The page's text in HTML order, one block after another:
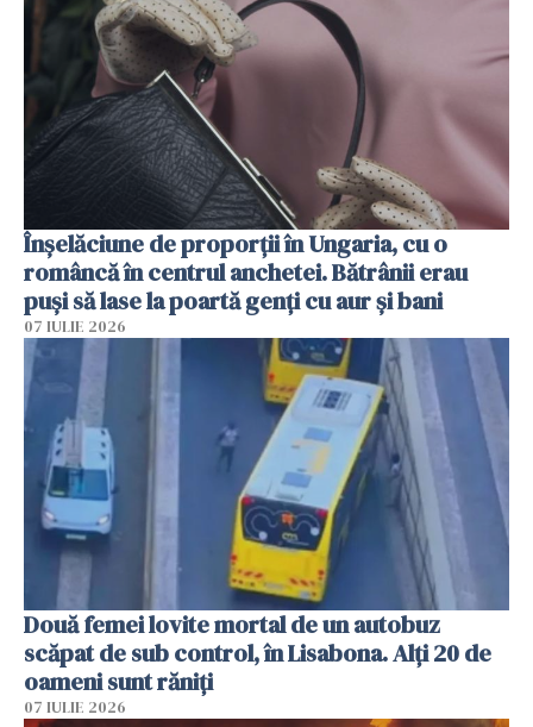
Înșelăciune de proporții în Ungaria, cu o
româncă în centrul anchetei. Bătrânii erau
puși să lase la poartă genți cu aur și bani
07 IULIE 2026
Două femei lovite mortal de un autobuz
scăpat de sub control, în Lisabona. Alți 20 de
oameni sunt răniți
07 IULIE 2026